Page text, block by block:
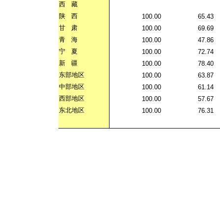
西
藏
陕
西 100.00
65.43
甘
肃 100.00
69.69
青
海 100.00
47.86
宁
夏 100.00
72.74
新
疆 100.00
78.40
东部地区
100.00
63.87
中部地区
100.00
61.14
西部地区
100.00
57.67
东北地区
100.00 76.31